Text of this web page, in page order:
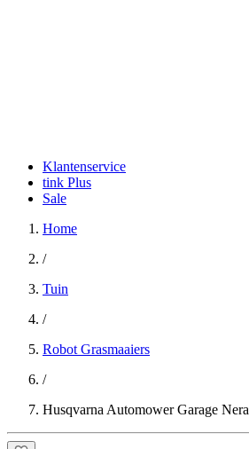
Klantenservice
tink Plus
Sale
Home
/
Tuin
/
Robot Grasmaaiers
/
Husqvarna Automower Garage Nera